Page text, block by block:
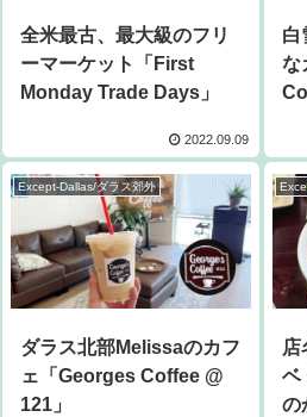
全米最古、最大級のフリ
ーマーケット「First
Monday Trade Days」
2022.09.09
白
な
Except-Dallas/ダラス郊外
ダラス北部Melissaのカフ
ェ「Georges Coffee @
121」
店
ベ
の